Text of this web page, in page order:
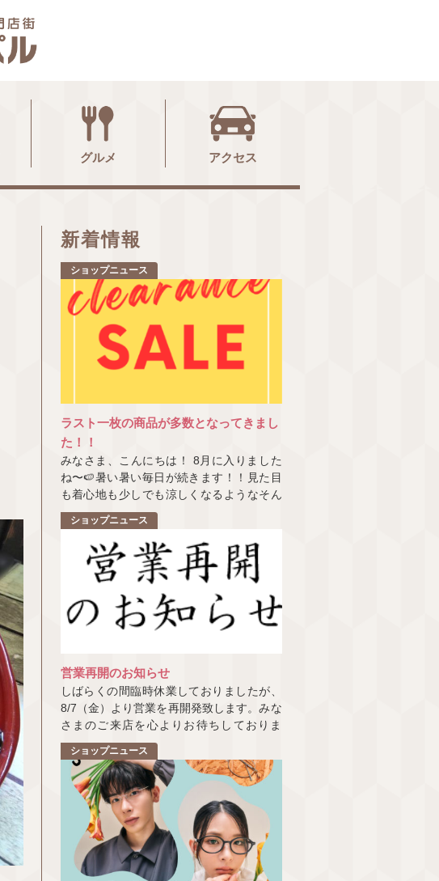
グルメ アクセス
新着情報
ショップニュース
ラスト一枚の商品が多数となってきまし
た！！
みなさま、こんにちは！ 8月に入りました
ね〜🍉暑い暑い毎日が続きます！！見た目
も着心地も少しでも涼しくなるようなそん
な一枚があると嬉しいですね☺
ショップニュース
営業再開のお知らせ
しばらくの間臨時休業しておりましたが、
8/7（金）より営業を再開発致します。みな
さまのご来店を心よりお待ちしておりま
す。
ショップニュース